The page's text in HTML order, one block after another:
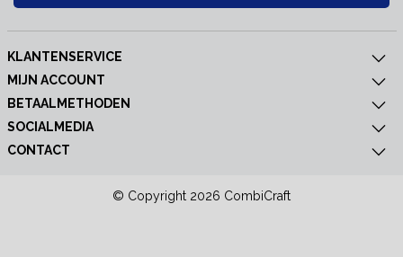
KLANTENSERVICE
MIJN ACCOUNT
BETAALMETHODEN
SOCIALMEDIA
CONTACT
© Copyright 2026 CombiCraft